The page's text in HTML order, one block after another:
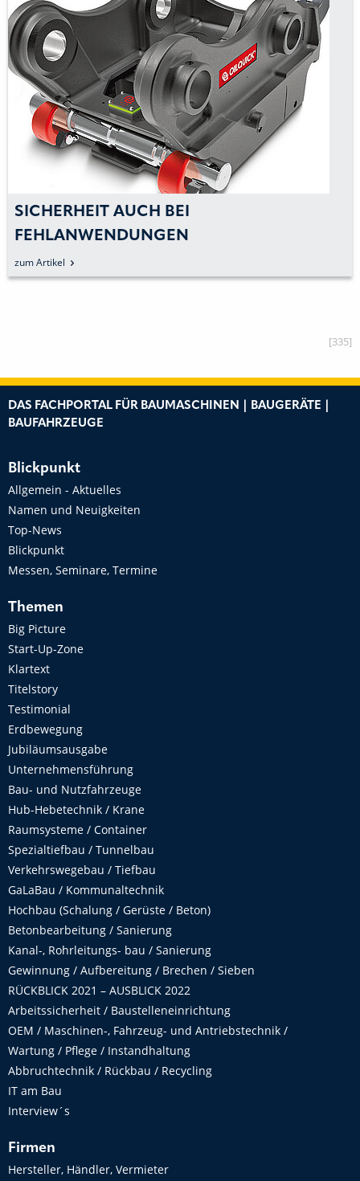
SICHERHEIT AUCH BEI
FEHLANWENDUNGEN
zum Artikel
[335]
DAS FACHPORTAL FÜR BAUMASCHINEN | BAUGERÄTE |
BAUFAHRZEUGE
Blickpunkt
Allgemein - Aktuelles
Namen und Neuigkeiten
Top-News
Blickpunkt
Messen, Seminare, Termine
Themen
Big Picture
Start-Up-Zone
Klartext
Titelstory
Testimonial
Erdbewegung
Jubiläumsausgabe
Unternehmensführung
Bau- und Nutzfahrzeuge
Hub-Hebetechnik / Krane
Raumsysteme / Container
Spezialtiefbau / Tunnelbau
Verkehrswegebau / Tiefbau
GaLaBau / Kommunaltechnik
Hochbau (Schalung / Gerüste / Beton)
Betonbearbeitung / Sanierung
Kanal-, Rohrleitungs- bau / Sanierung
Gewinnung / Aufbereitung / Brechen / Sieben
RÜCKBLICK 2021 – AUSBLICK 2022
Arbeitssicherheit / Baustelleneinrichtung
OEM / Maschinen-, Fahrzeug- und Antriebstechnik /
Wartung / Pflege / Instandhaltung
Abbruchtechnik / Rückbau / Recycling
IT am Bau
Interview´s
Firmen
Hersteller, Händler, Vermieter